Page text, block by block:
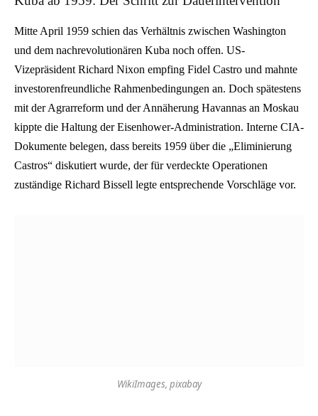
Mitte April 1959 schien das Verhältnis zwischen Washington
und dem nachrevolutionären Kuba noch offen. US-
Vizepräsident Richard Nixon empfing Fidel Castro und mahnte
investorenfreundliche Rahmenbedingungen an. Doch spätestens
mit der Agrarreform und der Annäherung Havannas an Moskau
kippte die Haltung der Eisenhower-Administration. Interne CIA-
Dokumente belegen, dass bereits 1959 über die „Eliminierung
Castros“ diskutiert wurde, der für verdeckte Operationen
zuständige Richard Bissell legte entsprechende Vorschläge vor.
WikiImages, pixabay